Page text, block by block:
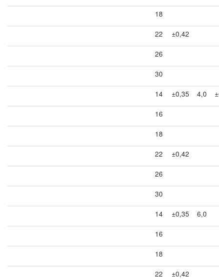
18
22 ±0,42
26
30
14 ±0,35 4,0
16
18
22 ±0,42
26
30
14 ±0,35 6,0
16
18
22 ±0,42